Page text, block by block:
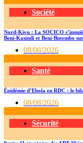
Société
Nord-Kivu : La SOCICO
Beni-Kasindi et Beni-Butembo
08/08/2026
Santé
Épidémie d’Ebola en RDC : le
08/08/2026
Sécurité